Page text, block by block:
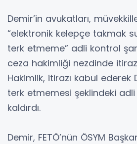
Demir’in avukatları,
“elektronik kelepçe takmak
terk etmeme” adli kontrol
ceza hakimliği nezdinde
Hakimlik, itirazı kabul ederek
terk etmemesi şeklindeki adli
kaldırdı.
Demir, FETÖ’nün ÖSYM